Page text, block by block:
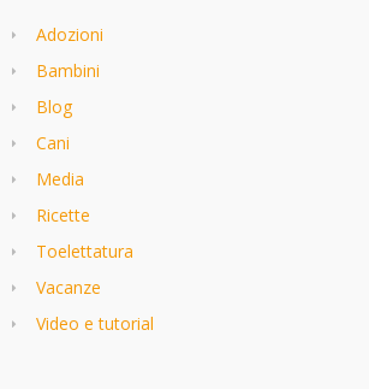
Adozioni
Bambini
Blog
Cani
Media
Ricette
Toelettatura
Vacanze
Video e tutorial